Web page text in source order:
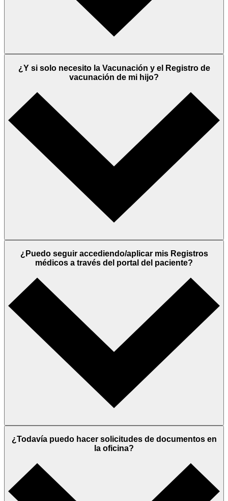
¿Y si solo necesito la Vacunación y el Registro de
vacunación de mi hijo?
¿Puedo seguir accediendo/aplicar mis Registros
médicos a través del portal del paciente?
¿Todavía puedo hacer solicitudes de documentos en
la oficina?